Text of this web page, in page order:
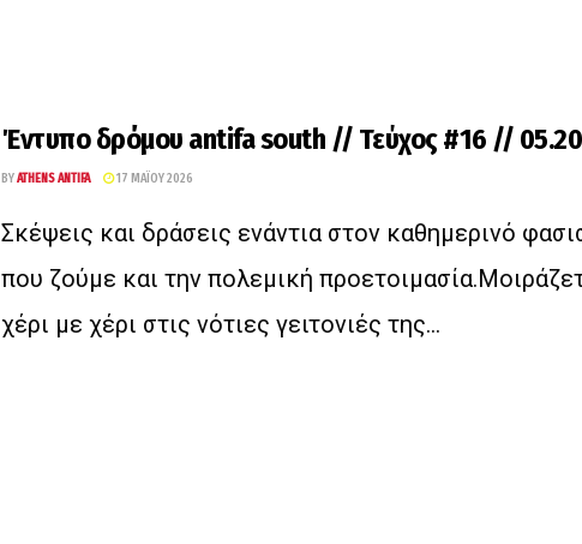
Έντυπο δρόμου antifa south // Τεύχος #16 //
BYATHENS ANTIFA 17 ΜΑΪ́ΟΥ 2026
Σκέψεις και δράσεις ενάντια στον καθημερινό
που ζούμε και την πολεμική
χέρι με χέρι στις νότιες γειτονιές της...